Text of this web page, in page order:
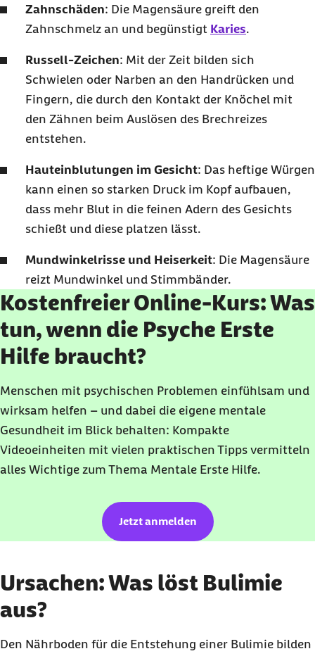
Zahnschäden: Die Magensäure greift den
Zahnschmelz an und begünstigt Karies.
Russell-Zeichen: Mit der Zeit bilden sich
Schwielen oder Narben an den Handrücken und
Fingern, die durch den Kontakt der Knöchel mit
den Zähnen beim Auslösen des Brechreizes
entstehen.
Hauteinblutungen im Gesicht: Das heftige Würgen
kann einen so starken Druck im Kopf aufbauen,
dass mehr Blut in die feinen Adern des Gesichts
schießt und diese platzen lässt.
Mundwinkelrisse und Heiserkeit: Die Magensäure
reizt Mundwinkel und Stimmbänder.
Kostenfreier Online-Kurs: Was
tun, wenn die Psyche Erste
Hilfe braucht?
Menschen mit psychischen Problemen einfühlsam und
wirksam helfen – und dabei die eigene mentale
Gesundheit im Blick behalten: Kompakte
Videoeinheiten mit vielen praktischen Tipps vermitteln
alles Wichtige zum Thema Mentale Erste Hilfe.
Jetzt anmelden
Ursachen: Was löst Bulimie
aus?
Den Nährboden für die Entstehung einer Bulimie bilden